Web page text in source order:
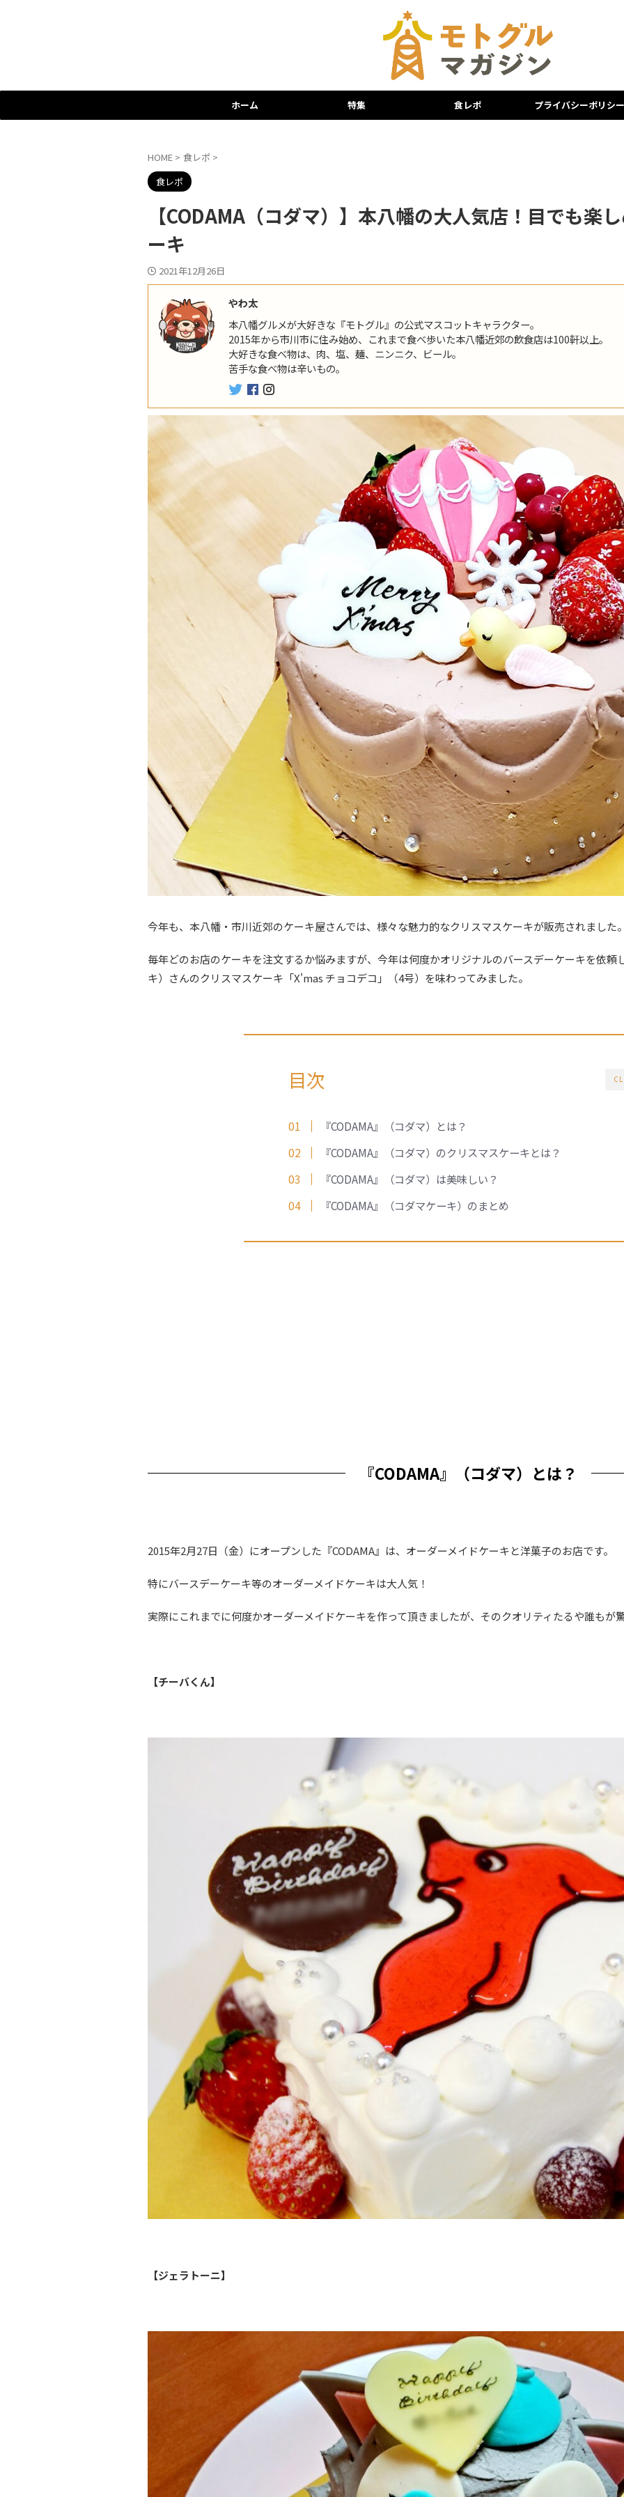
ホーム 特集 食レポ プライバシーポリシー
HOME > 食レポ >
食レポ
【CODAMA（コダマ）】本八幡の大人気店！目でも楽
ーキ
2021年12月26日
やわ太
本八幡グルメが大好きな『モトグル』の公式マスコットキャラクター。
2015年から市川市に住み始め、これまで食べ歩いた本八幡近郊の飲食店は100軒以上。
大好きな食べ物は、肉、塩、麺、ニンニク、ビール。
苦手な食べ物は辛いもの。
今年も、本八幡・市川近郊のケーキ屋さんでは、様々な魅力的なクリスマスケーキが販売されました
毎年どのお店のケーキを注文するか悩みますが、今年は何度かオリジナルのバースデーケーキを依頼
キ）さんのクリスマスケーキ「X'mas チョコデコ」（4号）を味わってみました。
目次
『CODAMA』（コダマ）とは？
『CODAMA』（コダマ）のクリスマスケーキとは？
『CODAMA』（コダマ）は美味しい？
『CODAMA』（コダマケーキ）のまとめ
『CODAMA』（コダマ）とは？
2015年2月27日（金）にオープンした『CODAMA』は、オーダーメイドケーキと洋菓子のお店です。
特にバースデーケーキ等のオーダーメイドケーキは大人気！
実際にこれまでに何度かオーダーメイドケーキを作って頂きましたが、そのクオリティたるや誰もが
【チーバくん】
【ジェラトーニ】